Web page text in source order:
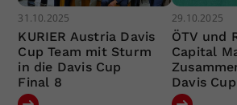
31.10.2025
KURIER Austria Davis
Cup Team mit Sturm
in die Davis Cup
Final 8
29.10.2025
ÖTV und
Capital
Davis